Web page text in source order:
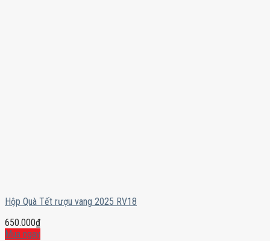
Hộp Quà Tết rượu vang 2025 RV18
650.000₫
Mua ngay